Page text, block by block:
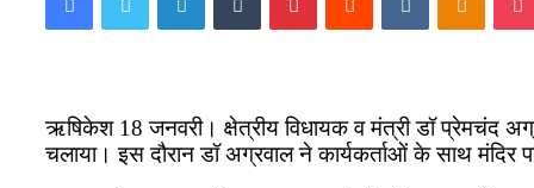
ऋषिकेश 18 जनवरी। क्षेत्रीय विधायक व मंत्री डॉ प्रेमचंद
चलाया। इस दौरान डॉ अग्रवाल ने कार्यकर्ताओं के साथ